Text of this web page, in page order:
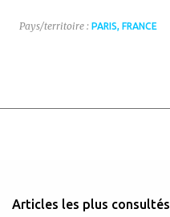
Pays/territoire : PARIS, FRANCE
Articles les plus consultés